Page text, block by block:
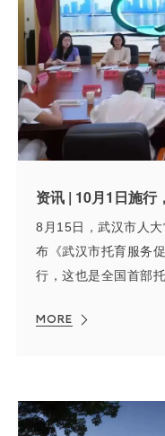
8月15日，武汉市人
布《武汉市托育服务
行，这也是全国首部
MORE